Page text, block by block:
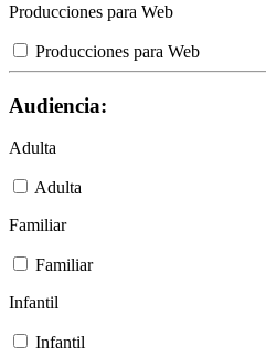
Producciones para Web
Producciones para Web
Audiencia:
Adulta
Adulta
Familiar
Familiar
Infantil
Infantil